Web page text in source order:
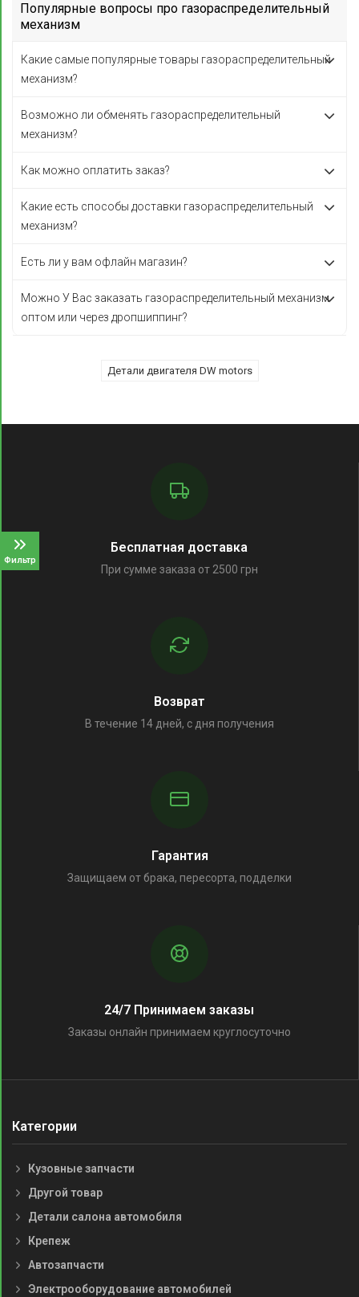
Фильтр
Популярные вопросы про газораспределительный
механизм
Какие самые популярные товары газораспределительный
механизм?
Возможно ли обменять газораспределительный
механизм?
Как можно оплатить заказ?
Какие есть способы доставки газораспределительный
механизм?
Есть ли у вам офлайн магазин?
Можно У Вас заказать газораспределительный механизм
оптом или через дропшиппинг?
Детали двигателя DW motors
Бесплатная доставка
При сумме заказа от 2500 грн
Возврат
В течение 14 дней, с дня получения
Гарантия
Защищаем от брака, пересорта, подделки
24/7 Принимаем заказы
Заказы онлайн принимаем круглосуточно
Категории
Кузовные запчасти
Другой товар
Детали салона автомобиля
Крепеж
Автозапчасти
Электрооборудование автомобилей